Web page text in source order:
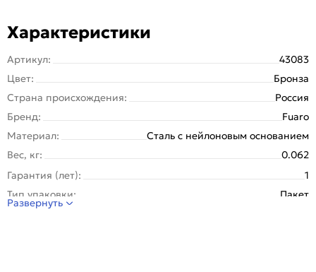
Характеристики
Артикул:
43083
Цвет:
Бронза
Страна происхождения:
Россия
Бренд:
Fuaro
Материал:
Сталь с нейлоновым основанием
Вес, кг:
0.062
Гарантия (лет):
1
Тип упаковки:
Пакет
Развернуть